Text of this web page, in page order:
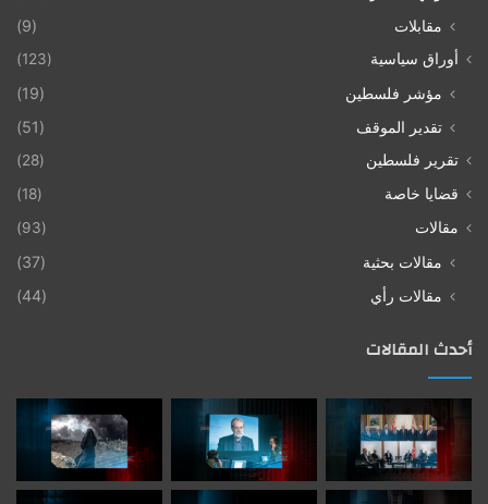
مقابلات
(9)
أوراق سياسية (123)
مؤشر فلسطين
(19)
تقدير الموقف
(51)
تقرير فلسطين
(28)
قضايا خاصة
(18)
مقالات
(93)
مقالات بحثية
(37)
مقالات رأي
(44)
أحدث المقالات